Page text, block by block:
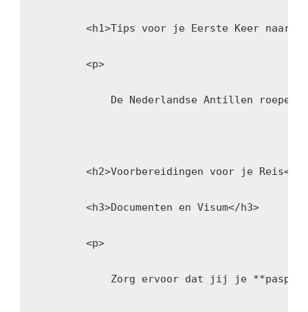
<h1>Tips voor je Eerste Keer naar
        <p>
De Nederlandse Antillen roepen
<h2>Voorbereidingen voor je Reis</
        <h3>Documenten en Visum</h3>
        <p>
Zorg ervoor dat jij je